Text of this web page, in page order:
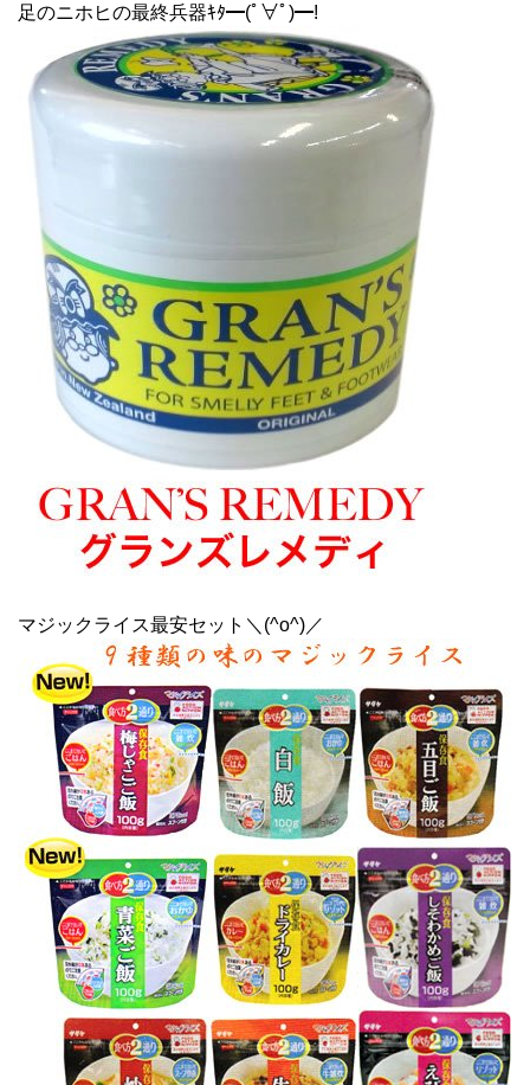
足のニホヒの最終兵器ｷﾀ━(ﾟ∀ﾟ)━!
マジックライス最安セット＼(^o^)／